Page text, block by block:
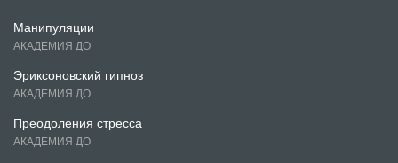
Манипуляции
АКАДЕМИЯ ДО
Эриксоновский гипноз
АКАДЕМИЯ ДО
Преодоления стресса
АКАДЕМИЯ ДО